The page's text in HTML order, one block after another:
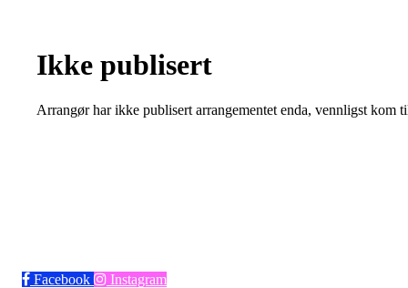
Ikke publisert
Arrangør har ikke publisert arrangementet enda, vennligst kom
Facebook Instagram